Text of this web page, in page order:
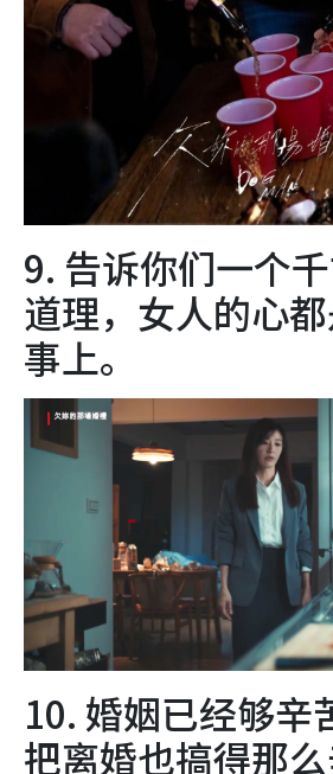
9. 告诉你们一个
道理，女人的心
事上。
10. 婚姻已经够辛
把离婚也搞得那么